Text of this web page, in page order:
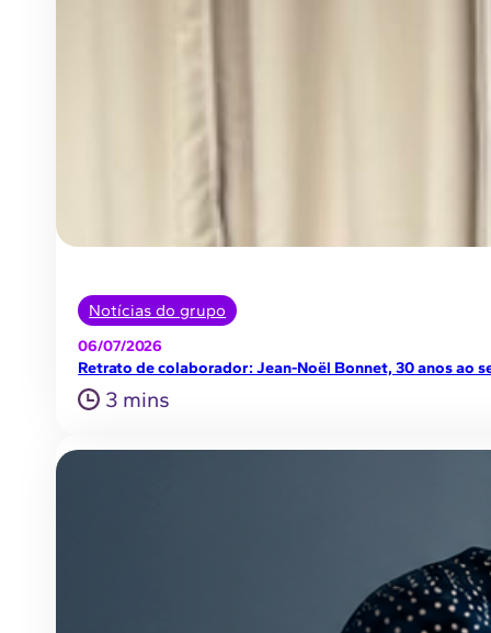
Notícias do grupo
06/07/2026
Retrato de colaborador: Jean-Noël Bonnet, 30 anos ao
3 mins